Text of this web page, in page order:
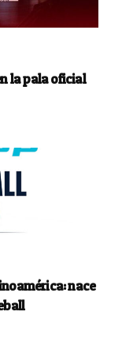
la pala oficial
nace